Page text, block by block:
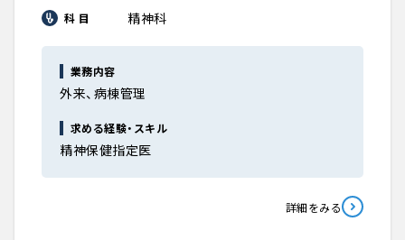
科 目
精神科
業務内容
外来、病棟管理
求める経験・スキル
精神保健指定医
詳細をみる